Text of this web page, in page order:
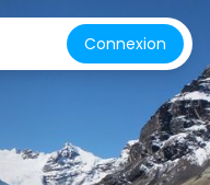
Connexion